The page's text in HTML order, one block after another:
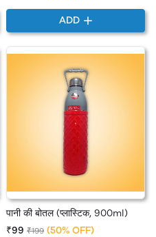
ADD
पानी की बोतल (प्लास्टिक, 900ml)
₹99 ₹199 (50% OFF)